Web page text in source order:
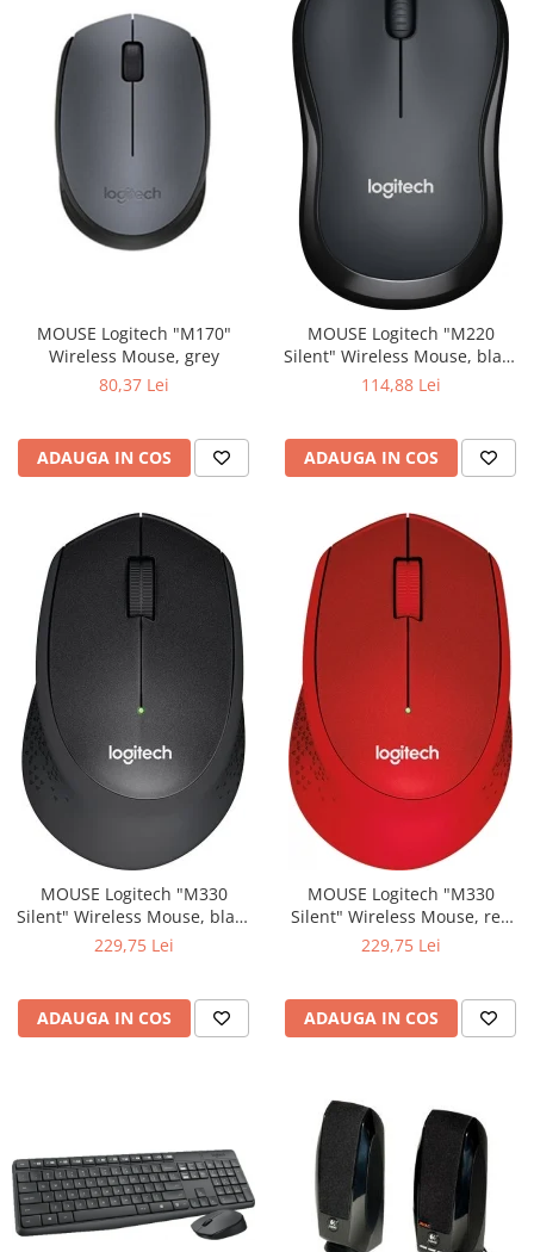
MOUSE Logitech "M170"
Wireless Mouse, grey
80,37 Lei
ADAUGA IN COS
MOUSE Logitech "M220
Silent" Wireless Mouse, black
"910-004878" (include timbru114,88 Lei
ADAUGA IN COS
MOUSE Logitech "M330
Silent" Wireless Mouse, black
"910-004909" (include timbru229,75 Lei
ADAUGA IN COS
MOUSE Logitech "M330
Silent" Wireless Mouse, red
"910-004911" (include timbru229,75 Lei
ADAUGA IN COS